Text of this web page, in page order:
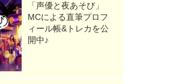
「声優と夜あそび」
MCによる直筆プロフ
ィール帳&トレカを公
開中♪